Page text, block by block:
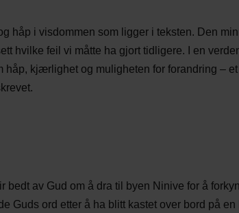
håp i visdommen som ligger i teksten. Den
hvilke feil vi måtte ha gjort tidligere. I en
håp, kjærlighet og muligheten for forandring – et
bedt av Gud om å dra til byen Ninive for å
Guds ord etter å ha blitt kastet over bord på en